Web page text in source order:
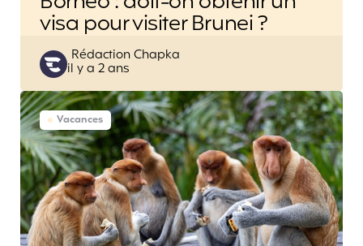
visa pour visiter Brunei ?
Posted
by
Rédaction Chapka
il y a 2 ans
Vacances